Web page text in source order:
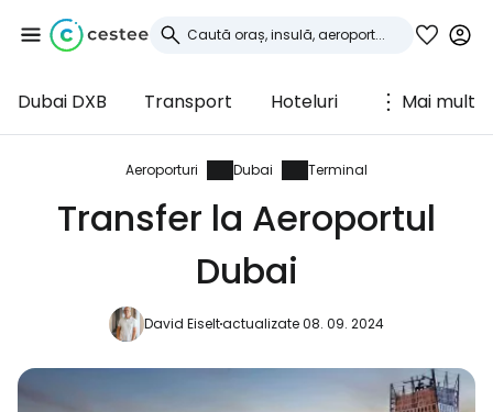
Dubai DXB Transport Hoteluri Mai mult
Aeroporturi Dubai Terminal
Transfer la Aeroportul
Dubai
David Eiseltactualizate 08. 09. 2024
Conectați-vă la
Cestee
... comunitatea mondială a călătorilor
Continuați cu Facebook